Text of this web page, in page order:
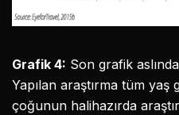
Grafik 4: Son grafik
Yapılan araştırma tüm yaş
çoğunun halihazırda